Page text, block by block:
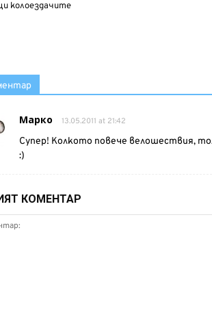
колоездачите
Марко 13.05.2011 at 21:42
Супер! Колкото повече велошествия,
:)
КОМЕНТАР